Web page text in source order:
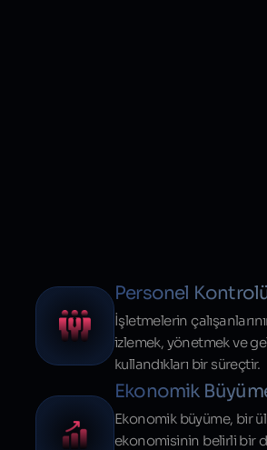
Personel
İşletmelerin
izlemek, yönetmek ve
kullandıkları bir süreçtir.
Ekonomik
Ekonomik büyüme, bir
ekonomisinin belirli bir